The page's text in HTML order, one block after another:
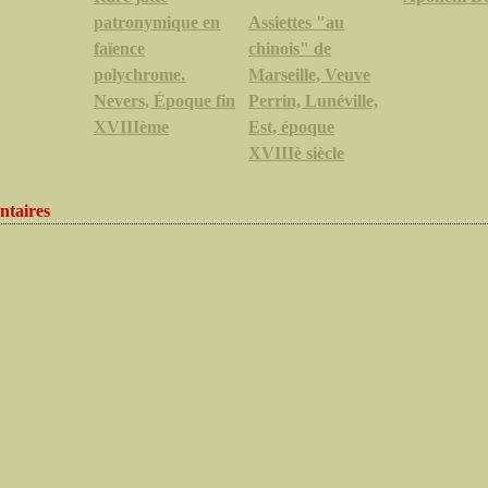
patronymique en
faïence
polychrome.
Nevers, Époque fin
XVIIIème
Assiettes "au
chinois" de
Marseille, Veuve
Perrin, Lunéville,
Est, époque
XVIIIè siècle